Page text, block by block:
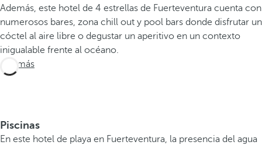
Además, este hotel de 4 estrellas de Fuerteventura cuenta con
numerosos bares, zona chill out y pool bars donde disfrutar un
cóctel al aire libre o degustar un aperitivo en un contexto
inigualable frente al océano.
Ver más
Piscinas
En este hotel de playa en Fuerteventura, la presencia del agua